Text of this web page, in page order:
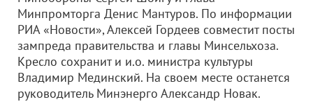
Минпромторга Денис Мантуров. По информации
РИА «Новости», Алексей Гордеев совместит посты
зампреда правительства и главы Минсельхоза.
Кресло сохранит и и.о. министра культуры
Владимир Мединский. На своем месте останется
руководитель Минэнерго Александр Новак.